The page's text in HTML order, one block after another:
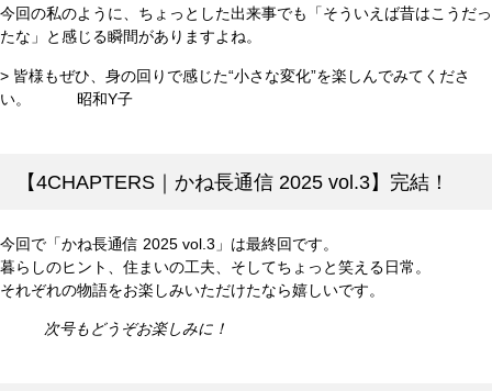
今回の私のように、ちょっとした出来事でも「そういえば昔はこうだっ
たな」と感じる瞬間がありますよね。
> 皆様もぜひ、身の回りで感じた“小さな変化”を楽しんでみてくださ
い。 昭和Y子
【4CHAPTERS｜かね長通信 2025 vol.3】完結！
今回で「かね長通信 2025 vol.3」は最終回です。
暮らしのヒント、住まいの工夫、そしてちょっと笑える日常。
それぞれの物語をお楽しみいただけたなら嬉しいです。
次号もどうぞお楽しみに！